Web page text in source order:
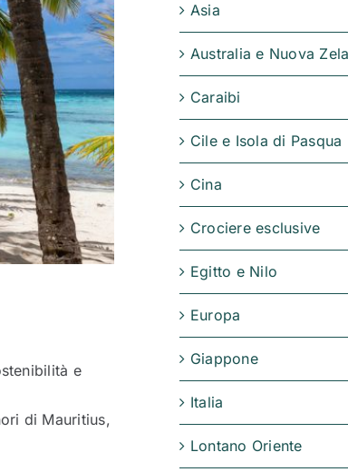
e
di Mauritius,
Asia
Australia e Nuova
Caraibi
Cile e Isola di Pasqua
Cina
Crociere esclusive
Egitto e Nilo
Europa
Giappone
Italia
Lontano Oriente